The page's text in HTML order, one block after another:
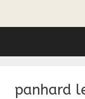
panhard